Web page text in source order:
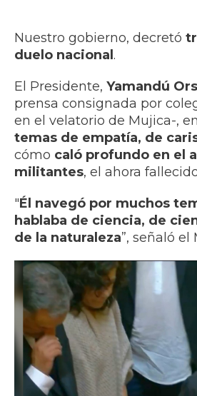
Nuestro gobierno, decretó
duelo nacional.
El Presidente, Yamandú
prensa consignada por
en el velatorio de Mujica-,
temas de empatía, de
cómo caló profundo en el
militantes, el ahora
"Él navegó por muchos
hablaba de ciencia, de
de la naturaleza”, señaló el